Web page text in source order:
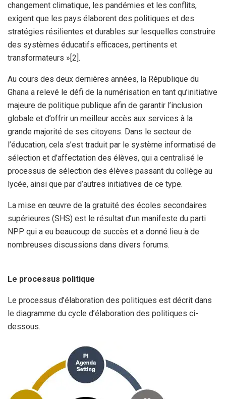
changement climatique, les pandémies et les conflits,
exigent que les pays élaborent des politiques et des
stratégies résilientes et durables sur lesquelles construire
des systèmes éducatifs efficaces, pertinents et
transformateurs »[2].
Au cours des deux dernières années, la République du
Ghana a relevé le défi de la numérisation en tant qu’initiative
majeure de politique publique afin de garantir l’inclusion
globale et d’offrir un meilleur accès aux services à la
grande majorité de ses citoyens. Dans le secteur de
l’éducation, cela s’est traduit par le système informatisé de
sélection et d’affectation des élèves, qui a centralisé le
processus de sélection des élèves passant du collège au
lycée, ainsi que par d’autres initiatives de ce type.
La mise en œuvre de la gratuité des écoles secondaires
supérieures (SHS) est le résultat d’un manifeste du parti
NPP qui a eu beaucoup de succès et a donné lieu à de
nombreuses discussions dans divers forums.
Le processus politique
Le processus d’élaboration des politiques est décrit dans
le diagramme du cycle d’élaboration des politiques ci-
dessous.